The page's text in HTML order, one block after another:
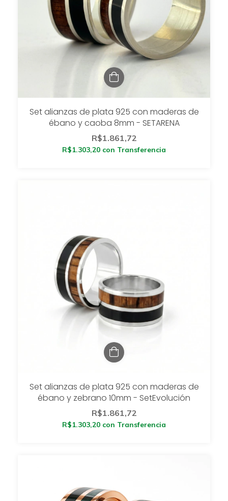
Set alianzas de plata 925 con maderas de
ébano y caoba 8mm - SETARENA
R$1.861,72
R$1.303,20 con Transferencia
Set alianzas de plata 925 con maderas de
ébano y zebrano 10mm - SetEvolución
R$1.861,72
R$1.303,20 con Transferencia